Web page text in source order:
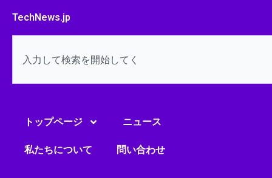
TechNews.jp
トップページ ニュース
私たちについて 問い合わせ